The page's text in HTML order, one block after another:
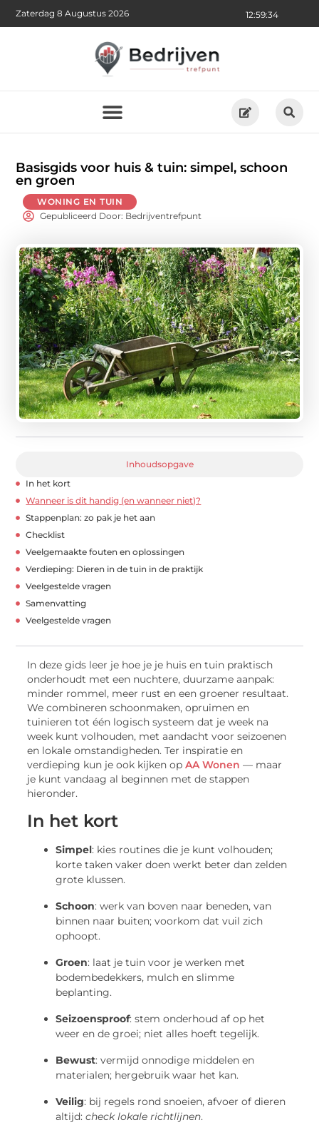
12:59:35
Zaterdag 8 Augustus 2026
Basisgids voor huis & tuin: simpel, schoon
en groen
WONING EN TUIN
Gepubliceerd Door: Bedrijventrefpunt
Inhoudsopgave
In het kort
Wanneer is dit handig (en wanneer niet)?
Stappenplan: zo pak je het aan
Checklist
Veelgemaakte fouten en oplossingen
Verdieping: Dieren in de tuin in de praktijk
Veelgestelde vragen
Samenvatting
Veelgestelde vragen
In deze gids leer je hoe je je huis en tuin praktisch
onderhoudt met een nuchtere, duurzame aanpak:
minder rommel, meer rust en een groener resultaat.
We combineren schoonmaken, opruimen en
tuinieren tot één logisch systeem dat je week na
week kunt volhouden, met aandacht voor seizoenen
en lokale omstandigheden. Ter inspiratie en
verdieping kun je ook kijken opAA Wonen — maar
je kunt vandaag al beginnen met de stappen
hieronder.
In het kort
Simpel: kies routines die je kunt volhouden;
korte taken vaker doen werkt beter dan zelden
grote klussen.
Schoon: werk van boven naar beneden, van
binnen naar buiten; voorkom dat vuil zich
ophoopt.
Groen: laat je tuin voor je werken met
bodembedekkers, mulch en slimme
beplanting.
Seizoensproof: stem onderhoud af op het
weer en de groei; niet alles hoeft tegelijk.
Bewust: vermijd onnodige middelen en
materialen; hergebruik waar het kan.
Veilig: bij regels rond snoeien, afvoer of dieren
altijd:check lokale richtlijnen.